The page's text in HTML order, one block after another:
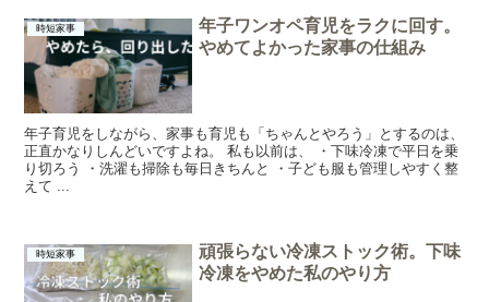
時短家事
年子ワンオペ育児をラクに回す。
やめてよかった家事の仕組み
年子育児をしながら、家事も育児も「ちゃんとやろう」とするのは、
正直かなりしんどいですよね。 私も以前は、 ・下味冷凍で平日を乗
り切ろう ・洗濯も掃除も毎日きちんと ・子ども服も管理しやすく整
えて ...
時短家事
頑張らない冷凍ストック術。下味
冷凍をやめた私のやり方